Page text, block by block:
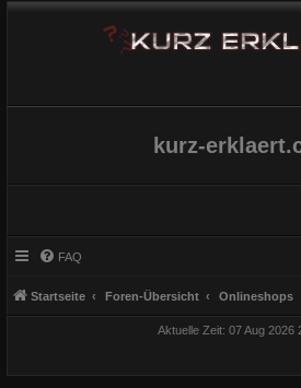
kurz-
FAQ
Startseite Foren-Übersicht Onlineshops
Aktuelle Zeit: 07 Aug 2026